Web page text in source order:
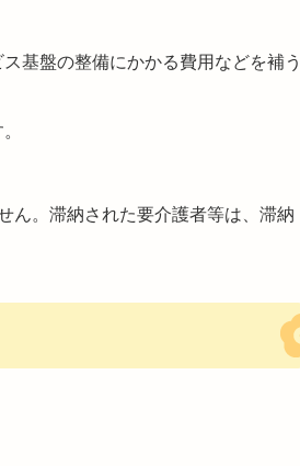
基盤の整備にかかる費用などを補う
ん。滞納された要介護者等は、滞納